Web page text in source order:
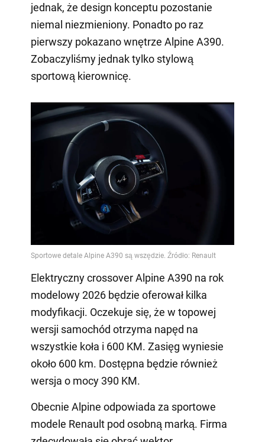
jednak, że design konceptu pozostanie
niemal niezmieniony. Ponadto po raz
pierwszy pokazano wnętrze Alpine A390.
Zobaczyliśmy jednak tylko stylową
sportową kierownicę.
Elektryczny crossover Alpine A390 na rok
modelowy 2026 będzie oferował kilka
modyfikacji. Oczekuje się, że w topowej
wersji samochód otrzyma napęd na
wszystkie koła i 600 KM. Zasięg wyniesie
około 600 km. Dostępna będzie również
wersja o mocy 390 KM.
Obecnie Alpine odpowiada za sportowe
modele Renault pod osobną marką. Firma